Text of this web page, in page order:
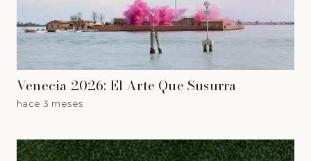
Venecia 2026: El Arte Que Susurra
hace 3 meses